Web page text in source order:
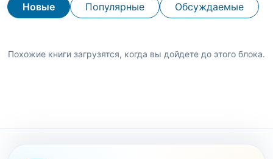
Новые Популярные Обсуждаемые
Похожие книги загрузятся, когда вы дойдете до этого блока.